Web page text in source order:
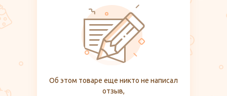
Об этом товаре еще никто не написал
отзыв,